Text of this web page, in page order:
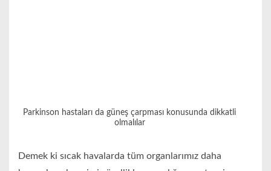
Parkinson hastaları da güneş çarpması konusunda dikkatli
olmalılar
Demek ki sıcak havalarda tüm organlarımız daha